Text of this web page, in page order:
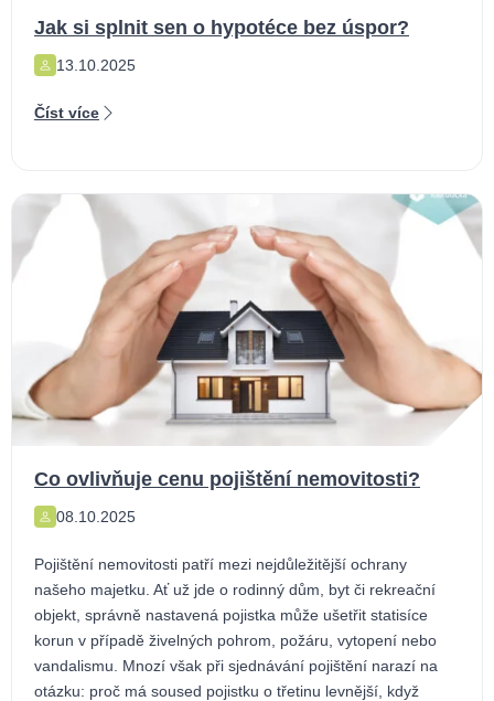
Jak si splnit sen o hypotéce bez úspor?
13.10.2025
Číst více
Co ovlivňuje cenu pojištění nemovitosti?
08.10.2025
Pojištění nemovitosti patří mezi nejdůležitější ochrany
našeho majetku. Ať už jde o rodinný dům, byt či rekreační
objekt, správně nastavená pojistka může ušetřit statisíce
korun v případě živelných pohrom, požáru, vytopení nebo
vandalismu. Mnozí však při sjednávání pojištění narazí na
otázku: proč má soused pojistku o třetinu levnější, když